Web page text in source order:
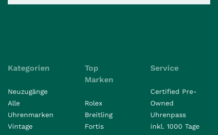
Kategorien
Neuzugänge
Alle
Uhrenmarken
Vintage
Top
Marken
Rolex
Breitling
Fortis
Service
Certified Pre-
Owned
Uhrenpass
inkl. 1000 Tage